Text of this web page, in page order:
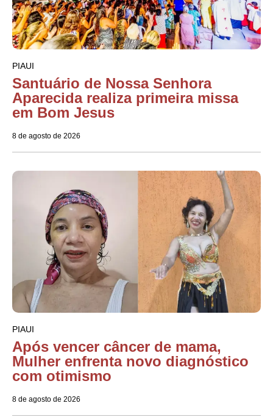
PIAUI
Santuário de Nossa Senhora
Aparecida realiza primeira missa
em Bom Jesus
8 de agosto de 2026
PIAUI
Após vencer câncer de mama,
Mulher enfrenta novo diagnóstico
com otimismo
8 de agosto de 2026